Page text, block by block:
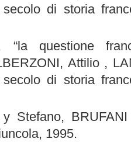
di storia
“la questione
Attilio ,
di storia
Stefano,
1995.